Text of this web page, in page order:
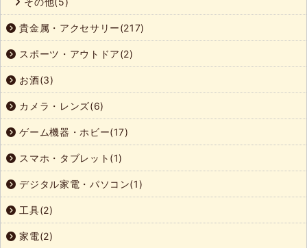
貴金属・アクセサリー(217)
スポーツ・アウトドア(2)
お酒(3)
カメラ・レンズ(6)
ゲーム機器・ホビー(17)
スマホ・タブレット(1)
デジタル家電・パソコン(1)
工具(2)
家電(2)